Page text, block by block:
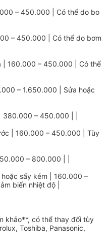
– 450.000 | Có thể do bo
– 450.000 | Có thể do bơm
| 160.000 – 450.000 | Có thể
– 1.650.000 | Sửa hoặc
380.000 – 450.000 | |
| 160.000 – 450.000 | Tùy
– 800.000 | |
hoặc sấy kém | 160.000 –
biến nhiệt độ |
khảo**, có thể thay đổi tùy
Toshiba, Panasonic,